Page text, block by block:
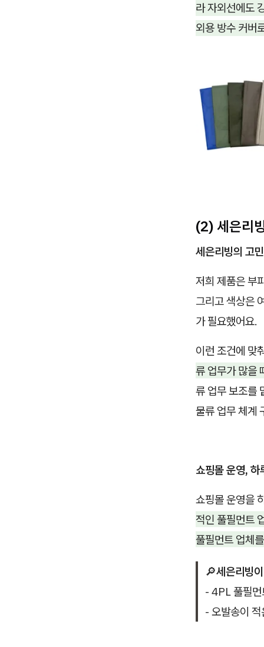
라 자외선에도
외용 방수 커버
(2) 세은리
세은리빙의 고
저희 제품은 부
그리고 색상은
가 필요했어요.
이런 조건에 맞
류 업무가 많을
류 업무 보조를
물류 업무 체계
쇼핑몰 운영, 하
쇼핑몰 운영을
적인 풀필먼트
풀필먼트 업체
🔎세은리빙
- 4PL 풀필먼
- 오발송이 적